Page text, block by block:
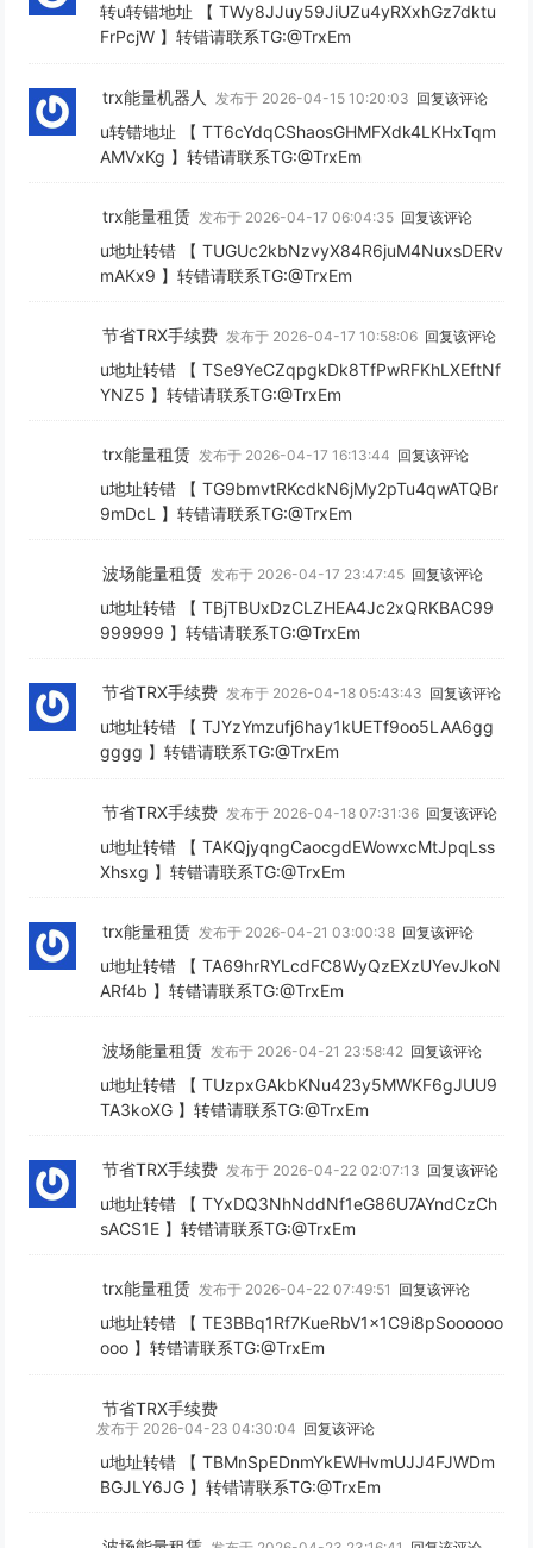
转u转错地址 【 TWy8JJuy59JiUZu4yRXxhGz7dktu
FrPcjW 】转错请联系TG:@TrxEm
trx能量机器人 发布于 2026-04-15 10:20:03 回复该评论
u转错地址 【 TT6cYdqCShaosGHMFXdk4LKHxTqm
AMVxKg 】转错请联系TG:@TrxEm
trx能量租赁 发布于 2026-04-17 06:04:35 回复该评论
u地址转错 【 TUGUc2kbNzvyX84R6juM4NuxsDERv
mAKx9 】转错请联系TG:@TrxEm
节省TRX手续费 发布于 2026-04-17 10:58:06 回复该评论
u地址转错 【 TSe9YeCZqpgkDk8TfPwRFKhLXEftNf
YNZ5 】转错请联系TG:@TrxEm
trx能量租赁 发布于 2026-04-17 16:13:44 回复该评论
u地址转错 【 TG9bmvtRKcdkN6jMy2pTu4qwATQBr
9mDcL 】转错请联系TG:@TrxEm
波场能量租赁 发布于 2026-04-17 23:47:45 回复该评论
u地址转错 【 TBjTBUxDzCLZHEA4Jc2xQRKBAC99
999999 】转错请联系TG:@TrxEm
节省TRX手续费 发布于 2026-04-18 05:43:43 回复该评论
u地址转错 【 TJYzYmzufj6hay1kUETf9oo5LAA6gg
gggg 】转错请联系TG:@TrxEm
节省TRX手续费 发布于 2026-04-18 07:31:36 回复该评论
u地址转错 【 TAKQjyqngCaocgdEWowxcMtJpqLss
Xhsxg 】转错请联系TG:@TrxEm
trx能量租赁 发布于 2026-04-21 03:00:38 回复该评论
u地址转错 【 TA69hrRYLcdFC8WyQzEXzUYevJkoN
ARf4b 】转错请联系TG:@TrxEm
波场能量租赁 发布于 2026-04-21 23:58:42 回复该评论
u地址转错 【 TUzpxGAkbKNu423y5MWKF6gJUU9
TA3koXG 】转错请联系TG:@TrxEm
节省TRX手续费 发布于 2026-04-22 02:07:13 回复该评论
u地址转错 【 TYxDQ3NhNddNf1eG86U7AYndCzCh
sACS1E 】转错请联系TG:@TrxEm
trx能量租赁 发布于 2026-04-22 07:49:51 回复该评论
u地址转错 【 TE3BBq1Rf7KueRbV1x1C9i8pSoooooo
ooo 】转错请联系TG:@TrxEm
节省TRX手续费
发布于 2026-04-23 04:30:04 回复该评论
u地址转错 【 TBMnSpEDnmYkEWHvmUJJ4FJWDm
BGJLY6JG 】转错请联系TG:@TrxEm